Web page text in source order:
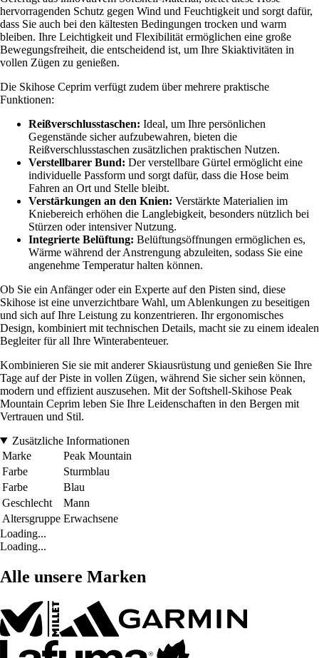
hervorragenden Schutz gegen Wind und Feuchtigkeit und sorgt dafür,
dass Sie auch bei den kältesten Bedingungen trocken und warm
bleiben. Ihre Leichtigkeit und Flexibilität ermöglichen eine große
Bewegungsfreiheit, die entscheidend ist, um Ihre Skiaktivitäten in
vollen Zügen zu genießen.
Die Skihose Ceprim verfügt zudem über mehrere praktische
Funktionen:
Reißverschlusstaschen: Ideal, um Ihre persönlichen
Gegenstände sicher aufzubewahren, bieten die
Reißverschlusstaschen zusätzlichen praktischen Nutzen.
Verstellbarer Bund: Der verstellbare Gürtel ermöglicht eine
individuelle Passform und sorgt dafür, dass die Hose beim
Fahren an Ort und Stelle bleibt.
Verstärkungen an den Knien: Verstärkte Materialien im
Kniebereich erhöhen die Langlebigkeit, besonders nützlich bei
Stürzen oder intensiver Nutzung.
Integrierte Belüftung: Belüftungsöffnungen ermöglichen es,
Wärme während der Anstrengung abzuleiten, sodass Sie eine
angenehme Temperatur halten können.
Ob Sie ein Anfänger oder ein Experte auf den Pisten sind, diese
Skihose ist eine unverzichtbare Wahl, um Ablenkungen zu beseitigen
und sich auf Ihre Leistung zu konzentrieren. Ihr ergonomisches
Design, kombiniert mit technischen Details, macht sie zu einem idealen
Begleiter für all Ihre Winterabenteuer.
Kombinieren Sie sie mit anderer Skiausrüstung und genießen Sie Ihre
Tage auf der Piste in vollen Zügen, während Sie sicher sein können,
modern und effizient auszusehen. Mit der Softshell-Skihose Peak
Mountain Ceprim leben Sie Ihre Leidenschaften in den Bergen mit
Vertrauen und Stil.
Zusätzliche Informationen
Marke
Peak Mountain
Farbe
Sturmblau
Farbe
Blau
Geschlecht
Mann
Altersgruppe Erwachsene
Loading...
Loading...
Alle unsere Marken